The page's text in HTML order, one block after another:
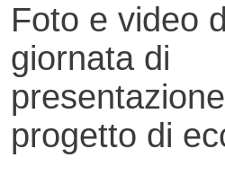
Foto e video
giornata di
progetto di